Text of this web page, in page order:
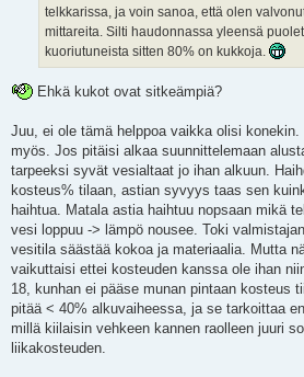
telkkarissa, ja voin sanoa, että olen
mittareita. Silti haudonnassa yleensä
kuoriutuneista sitten 80% on kukkoja.
Ehkä kukot ovat sitkeämpiä?
Juu, ei ole tämä helppoa vaikka olisi
myös. Jos pitäisi alkaa suunnittelemaan
tarpeeksi syvät vesialtaat jo ihan alkuun.
kosteus% tilaan, astian syvyys taas sen
haihtua. Matala astia haihtuu nopsaan mikä
vesi loppuu -> lämpö nousee. Toki
vesitila säästää kokoa ja materiaalia. Mutta
vaikuttaisi ettei kosteuden kanssa ole ihan
18, kunhan ei pääse munan pintaan kosteus
pitää < 40% alkuvaiheessa, ja se tarkoittaa
millä kiilaisin vehkeen kannen raolleen juuri
liikakosteuden.